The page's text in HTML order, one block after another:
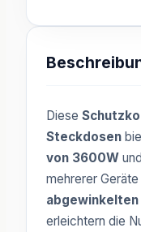
Diese
Steckdosen
von 3600W
mehrerer
erleichtern die